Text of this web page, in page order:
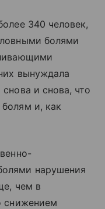
340 человек,
болями
вынуждала
и снова, что
и, как
нарушения
чем в
снижением